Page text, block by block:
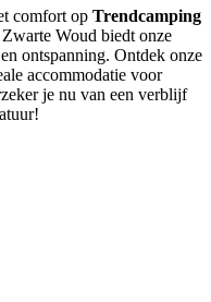
comfort op Trendcamping
Woud biedt onze
ontspanning. Ontdek onze
accommodatie voor
je nu van een verblijf